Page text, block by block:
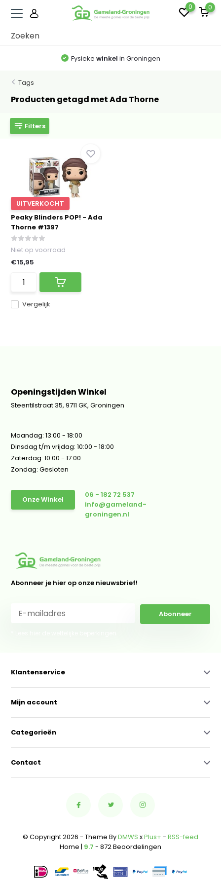
0 0
Fysieke winkel in Groningen
Tags
Producten getagd met Ada Thorne
Filters
UITVERKOCHT
Peaky Blinders POP! - Ada
Thorne #1397
Vergelijk
Niet op voorraad
€15,95
Openingstijden Winkel
Steentilstraat 35, 9711 GK, Groningen
Maandag: 13:00 - 18:00
Dinsdag t/m vrijdag: 10:00 - 18:00
Zaterdag: 10:00 - 17:00
Zondag: Gesloten
Onze Winkel
06 - 182 72 537
info@gameland-
groningen.nl
Abonneer je hier op onze nieuwsbrief!
Abonneer
Klantenservice
Mijn account
Categorieën
Contact
© Copyright 2026 - Theme ByDMWS xPlus+ - RSS-feed
Home | 9.7 - 872 Beoordelingen